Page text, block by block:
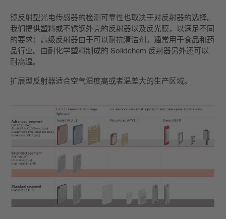
镜反射型光电传感器的检测可靠性也取决于对反射器的选择。
我们提供塑料或不锈钢外壳的反射器以及反光膜，以满足不同
的要求：高级反射器由于可以耐抗清洁剂，通常用于食品和药
品行业。由耐化学塑料制成的 Solidchem 反射器另外还可以
耐高温。
扩展型反射器适合空气湿度高或者温差大的生产区域。